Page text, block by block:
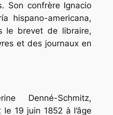
Son confrère Ignacio
hispano-americana,
le brevet de libraire,
et des journaux en
Denné-Schmitz,
19 juin 1852 à l’âge